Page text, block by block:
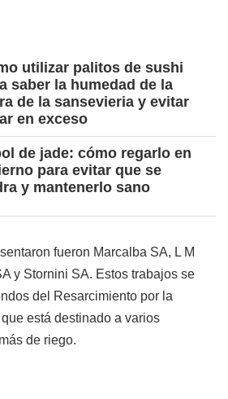
utilizar palitos de sushi
saber la humedad de la
de la sansevieria y evitar
en exceso
de jade: cómo regarlo en
para evitar que se
y mantenerlo sano
fueron Marcalba SA, L M
y Stornini SA. Estos trabajos se
del Resarcimiento por la
está destinado a varios
de riego.